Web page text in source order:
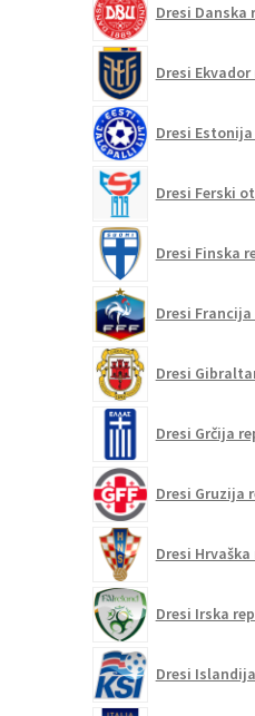
Dresi Danska
Dresi
Dresi
Dresi Ferski
Dresi Finska
Dresi
Dresi
Dresi Grčija
Dresi Gruzija
Dresi
Dresi Irska
Dresi